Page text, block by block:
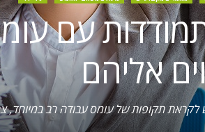
עם
אליהם
לקראת תקופות של עומס עבודה רב